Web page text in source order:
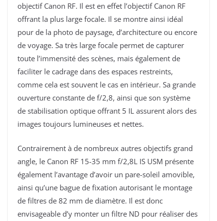
objectif Canon RF. Il est en effet l’objectif Canon RF
offrant la plus large focale. Il se montre ainsi idéal
pour de la photo de paysage, d’architecture ou encore
de voyage. Sa très large focale permet de capturer
toute l’immensité des scènes, mais également de
faciliter le cadrage dans des espaces restreints,
comme cela est souvent le cas en intérieur. Sa grande
ouverture constante de f/2,8, ainsi que son système
de stabilisation optique offrant 5 IL assurent alors des
images toujours lumineuses et nettes.
Contrairement à de nombreux autres objectifs grand
angle, le Canon RF 15-35 mm f/2,8L IS USM présente
également l’avantage d’avoir un pare-soleil amovible,
ainsi qu’une bague de fixation autorisant le montage
de filtres de 82 mm de diamètre. Il est donc
envisageable d’y monter un filtre ND pour réaliser des